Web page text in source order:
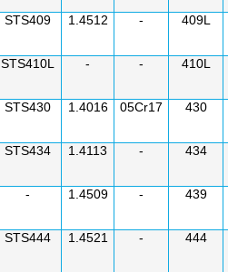
STS409 1.4512 - 409L
STS410L - - 410L
STS430 1.4016 05Cr17 430
STS434 1.4113 - 434
- 1.4509 - 439
STS444 1.4521 - 444